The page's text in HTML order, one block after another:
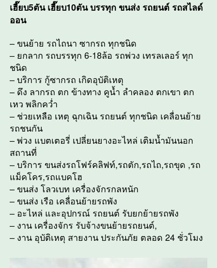
เฮี๊ยบ5ตัน เฮี๊ยบ10ตัน บรรทุก ขนส่ง รถยนต์ รถสไลด์
ออน
– ขนย้าย รถไถนา ซากรถ ทุกชนิด
– ยกลาก รถบรรทุก 6-18ล้อ รถพ่วง เทรลเลอร์ ทุก
ชนิด
– บริการ กู้ซากรถ เกิดอุบัติเหตุ
– ดึง ลากรถ ตก ข้างทาง คูน้ำ ลำคลอง ตกเขา ตก
เหว พลิกคว่ำ
– ช่วยเหลือ เหตุ ฉุกเฉิน รถยนต์ ทุกชนิด เคลื่อนย้าย
รถชนกัน
– พ่วง แบตเตอรี่ เปลี่ยนยางอะไหล่ เติมน้ำมันนอก
สถานที่
– บริการ ขนส่งรถโฟร์คลิฟท์,รถตัก,รถไถ,รถขุด ,รถ
แม็คโคร,รถแบคโฮ
– ขนส่ง โลวเบท เครื่องจักรกลหนัก
– ขนส่ง เรือ เคลื่อนย้ายรถพัง
– อะไหล่ และอุปกรณ์ รถยนต์ รับยกย้ายรถพัง
– งาน เครื่องจักร รับจ้างขนย้ายรถยนต์,
– งาน อุบัติเหตุ สายงาน ประกันภัย ตลอด 24 ชั่วโมง